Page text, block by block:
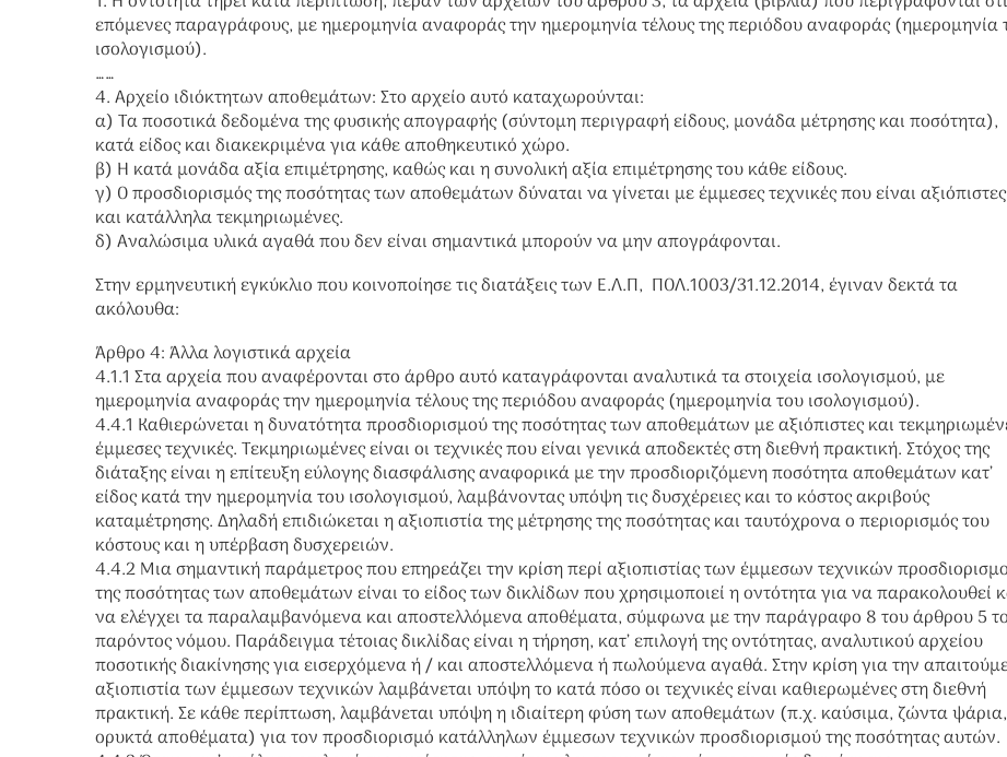
επόμενες παραγράφους, με ημερομηνία αναφοράς την ημερομηνία τέλους της περιόδου αναφοράς (ημερομηνία
ισολογισμού).
……
4. Αρχείο ιδιόκτητων αποθεμάτων: Στο αρχείο αυτό καταχωρούνται:
α) Τα ποσοτικά δεδομένα της φυσικής απογραφής (σύντομη περιγραφή είδους, μονάδα μέτρησης και ποσότητα),
κατά είδος και διακεκριμένα για κάθε αποθηκευτικό χώρο.
β) Η κατά μονάδα αξία επιμέτρησης, καθώς και η συνολική αξία επιμέτρησης του κάθε είδους.
γ) Ο προσδιορισμός της ποσότητας των αποθεμάτων δύναται να γίνεται με έμμεσες τεχνικές που είναι αξιόπιστες
και κατάλληλα τεκμηριωμένες.
δ) Αναλώσιμα υλικά αγαθά που δεν είναι σημαντικά μπορούν να μην απογράφονται.
Στην ερμηνευτική εγκύκλιο που κοινοποίησε τις διατάξεις των Ε.Λ.Π, ΠΟΛ.1003/31.12.2014,έγιναν δεκτά τα
ακόλουθα:
Άρθρο 4: Άλλα λογιστικά αρχεία
4.1.1 Στα αρχεία που αναφέρονται στο άρθρο αυτό καταγράφονται αναλυτικά τα στοιχεία ισολογισμού, με
ημερομηνία αναφοράς την ημερομηνία τέλους της περιόδου αναφοράς (ημερομηνία του ισολογισμού).
4.4.1 Καθιερώνεται η δυνατότητα προσδιορισμού της ποσότητας των αποθεμάτων με αξιόπιστες και
έμμεσες τεχνικές. Τεκμηριωμένες είναι οι τεχνικές που είναι γενικά αποδεκτές στη διεθνή πρακτική. Στόχος της
διάταξης είναι η επίτευξη εύλογης διασφάλισης αναφορικά με την προσδιοριζόμενη ποσότητα αποθεμάτων κατ’
είδος κατά την ημερομηνία του ισολογισμού, λαμβάνοντας υπόψη τις δυσχέρειες και το κόστος ακριβούς
καταμέτρησης. Δηλαδή επιδιώκεται η αξιοπιστία της μέτρησης της ποσότητας και ταυτόχρονα ο περιορισμός του
κόστους και η υπέρβαση δυσχερειών.
4.4.2 Μια σημαντική παράμετρος που επηρεάζει την κρίση περί αξιοπιστίας των έμμεσων τεχνικών
της ποσότητας των αποθεμάτων είναι το είδος των δικλίδων που χρησιμοποιεί η οντότητα για να παρακολουθεί
να ελέγχει τα παραλαμβανόμενα και αποστελλόμενα αποθέματα, σύμφωνα με την παράγραφο 8 του άρθρου 5
παρόντος νόμου. Παράδειγμα τέτοιας δικλίδας είναι η τήρηση, κατ’ επιλογή της οντότητας, αναλυτικού αρχείου
ποσοτικής διακίνησης για εισερχόμενα ή / και αποστελλόμενα ή πωλούμενα αγαθά. Στην κρίση για την
αξιοπιστία των έμμεσων τεχνικών λαμβάνεται υπόψη το κατά πόσο οι τεχνικές είναι καθιερωμένες στη διεθνή
πρακτική. Σε κάθε περίπτωση, λαμβάνεται υπόψη η ιδιαίτερη φύση των αποθεμάτων (π.χ. καύσιμα, ζώντα ψάρια,
ορυκτά αποθέματα) για τον προσδιορισμό κατάλληλων έμμεσων τεχνικών προσδιορισμού της ποσότητας αυτών.